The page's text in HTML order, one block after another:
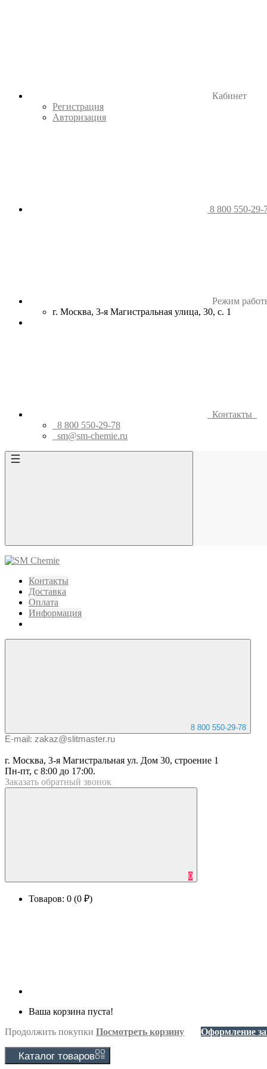
Кабинет
Регистрация
Авторизация
8 800 550-29-
Режим
г. Москва, 3-я Магистральная улица, 30, с. 1
Контакты
8 800 550-29-78
sm@sm-chemie.ru
Контакты
Доставка
Оплата
Информация
8 800 550-29-78
E-mail: zakaz@slitmaster.ru
г. Москва, 3-я Магистральная ул. Дом 30, строение 1
Пн-пт, с 8:00 до 17:00.
Заказать обратный звонок
0
Товаров: 0 (0 ₽)
Ваша корзина пуста!
Продолжить покупки Посмотреть корзину Оформление
Каталог товаров